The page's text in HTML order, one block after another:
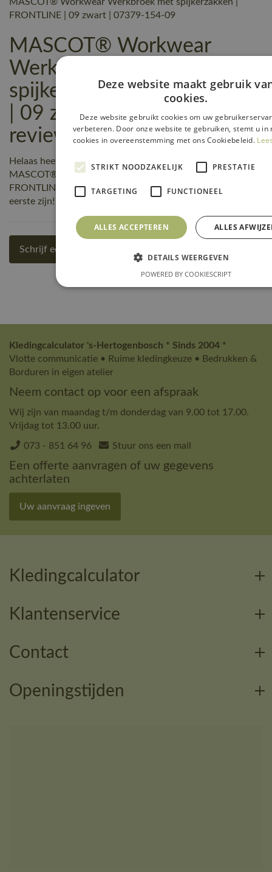
FRONTLINE | 09 zwart | 07379-154-09
MASCOT® Workwear
Werkbroek met
spijkerzakken | FRONTLINE
| 09 zwart | 07379-154-09
reviews
Helaas heeft nog niemand een beoordeling geschreven over
MASCOT® Workwear Werkbroek met spijkerzakken |
FRONTLINE | 09 zwart | 07379-154-09, maar jij kunt de
eerste zijn! Schrijf een review!
Schrijf een review
Kledingcalculator 's-Hertogenbosch * Sinds 2004 *
Vlotte communicatie • Ruime kledingkeuze • Bedrukken &
Borduren in eigen atelier
Neem contact op voor een afspraak
Wij zijn van maandag t/m donderdag van 9.00 tot 17.00.
Vrijdag tot 13.00 uur.
073 - 851 64 96 Stuur ons een mail
Een offerte aanvragen of uw gegevens
achterlaten
Uw aanvraag ingeven
Kledingcalculator
Klantenservice
Contact
Openingstijden
Deze website maakt gebruik
cookies.
Deze website gebruikt cookies om uw
verbeteren. Door onze website te gebruiken, stemt u in
cookies in overeenstemming met ons Cookiebeleid.
STRIKT NOODZAKELIJK PRESTATIE
TARGETING FUNCTIONEEL
ALLES ACCEPTEREN ALLES
DETAILS WEERGEVEN
POWERED BY COOKIESCRIPT